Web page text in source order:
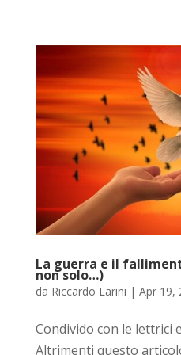
La guerra e il
non solo…)
da Riccardo Larini | Apr 19,
Condivido con le lettrici
Altrimenti questo